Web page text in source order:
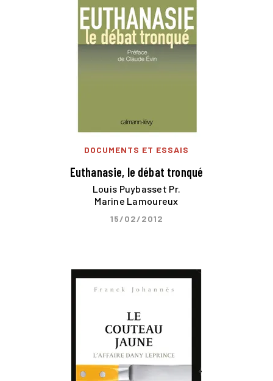
DOCUMENTS ET ESSAIS
Euthanasie, le débat tronqué
Louis Puybasset Pr.
Marine Lamoureux
15/02/2012